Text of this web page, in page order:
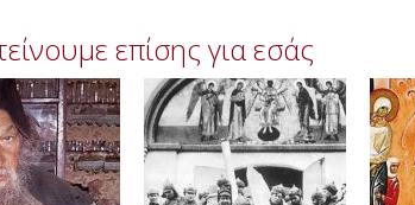
επίσης για εσάς